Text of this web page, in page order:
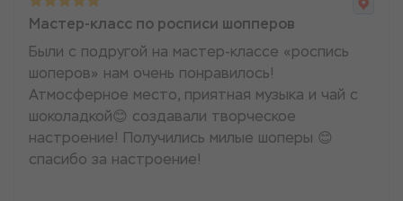
Мастер-класс по росписи шопперов
Были с подругой на мастер-классе «роспись
шоперов» нам очень понравилось!
Атмосферное место, приятная музыка и чай с
шоколадкой😊 создавали творческое
настроение! Получились милые шоперы 😊
спасибо за настроение!